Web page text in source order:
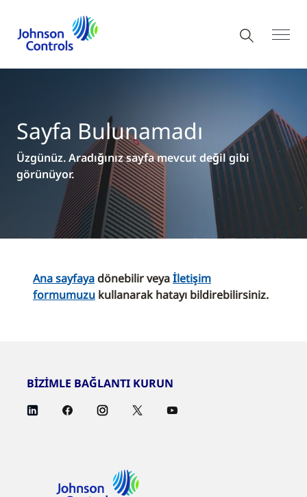
Sayfa Bulunamadı
Üzgünüz. Aradığınız sayfa mevcut değil gibi
görünüyor.
Ana sayfayadönebilir veyaİletişim
formumuzu kullanarak hatayı bildirebilirsiniz.
BİZİMLE BAĞLANTI KURUN